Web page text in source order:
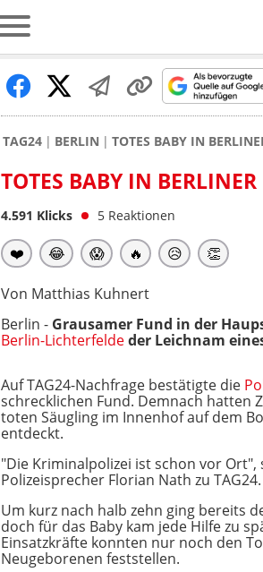
TAG24 BERLIN TOTES BABY IN
TOTES BABY IN
4.591 Klicks 5 Reaktionen
❤️ 😂 😱 🔥 😥 👏
Von Matthias Kuhnert
Berlin - Grausamer Fund in der
Berlin-Lichterfeldeder Leichnam
Auf TAG24-Nachfrage bestätigte die
schrecklichen Fund. Demnach hatten
toten Säugling im Innenhof auf dem
entdeckt.
"Die Kriminalpolizei ist schon vor Ort",
Polizeisprecher Florian Nath zu TAG24.
Um kurz nach halb zehn ging bereits
doch für das Baby kam jede Hilfe zu
Einsatzkräfte konnten nur noch den
Neugeborenen feststellen.